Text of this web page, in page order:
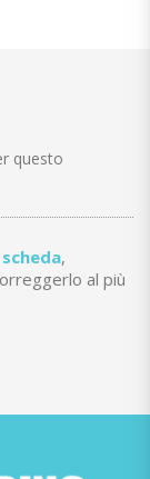
questo
,
al più